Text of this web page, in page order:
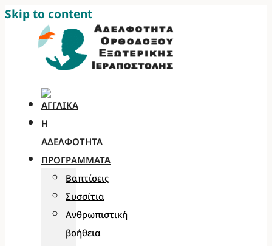
Skip to content
Η
ΑΔΕΛΦΌΤΗΤΑ
ΠΡΟΓΡΆΜΜΑΤΑ
Βαπτίσεις
Συσσίτια
Ανθρωπιστική
βοήθεια